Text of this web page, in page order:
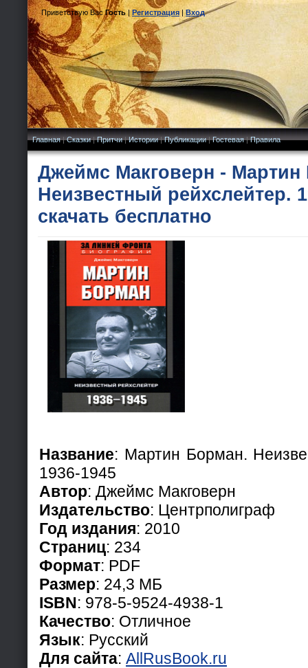
Приветствую Вас Гость|Регистрация|Вход
Главная|Сказки|Притчи|Истории|Публикации|Гостевая|Правила
Джеймс Макговерн -
Неизвестный рейхслейтер.
скачать бесплатно
Название: Мартин Борман.
1936-1945
Автор: Джеймс Макговерн
Издательство: Центрполиграф
Год издания: 2010
Страниц: 234
Формат: PDF
Размер: 24,3 МБ
ISBN: 978-5-9524-4938-1
Качество: Отличное
Язык: Русский
Для сайта: AllRusBook.ru